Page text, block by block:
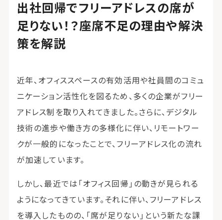
出社回帰でフリーアドレスの席が
足りない！？座席不足の理由や解決
策を解説
近年、オフィススペースの有効活用や社員間のコミュ
ニケーション活性化を図るため、多くの企業がフリー
アドレス制を取り入れてきました。さらに、デジタル
技術の進歩や働き方の多様化に伴い、リモートワー
クが一般的になったことで、フリーアドレス化の流れ
が加速しています。
しかし、最近では「オフィス回帰」の動きが見られる
ようになってきています。それに伴い、フリーアドレス
を導入したものの、「席が足りない」という新たな課